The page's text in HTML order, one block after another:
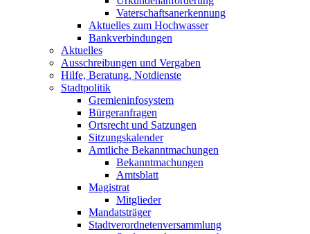
Vaterschaftsanerkennung
Aktuelles zum Hochwasser
Bankverbindungen
Aktuelles
Ausschreibungen und Vergaben
Hilfe, Beratung, Notdienste
Stadtpolitik
Gremieninfosystem
Bürgeranfragen
Ortsrecht und Satzungen
Sitzungskalender
Amtliche Bekanntmachungen
Bekanntmachungen
Amtsblatt
Magistrat
Mitglieder
Mandatsträger
Stadtverordnetenversammlung